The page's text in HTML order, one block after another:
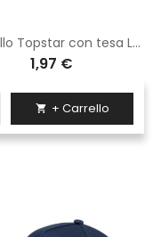
Cappello Topstar con tesa Logica bianco 100% cotone
1,97 €
 + Carrello